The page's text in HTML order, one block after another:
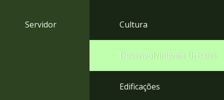
Servidor Cultura
Desenvolvimento Urbano
Edificações